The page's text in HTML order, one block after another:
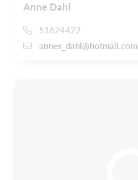
Anne Dahl
51624422
annes_dahl@hotmail.com